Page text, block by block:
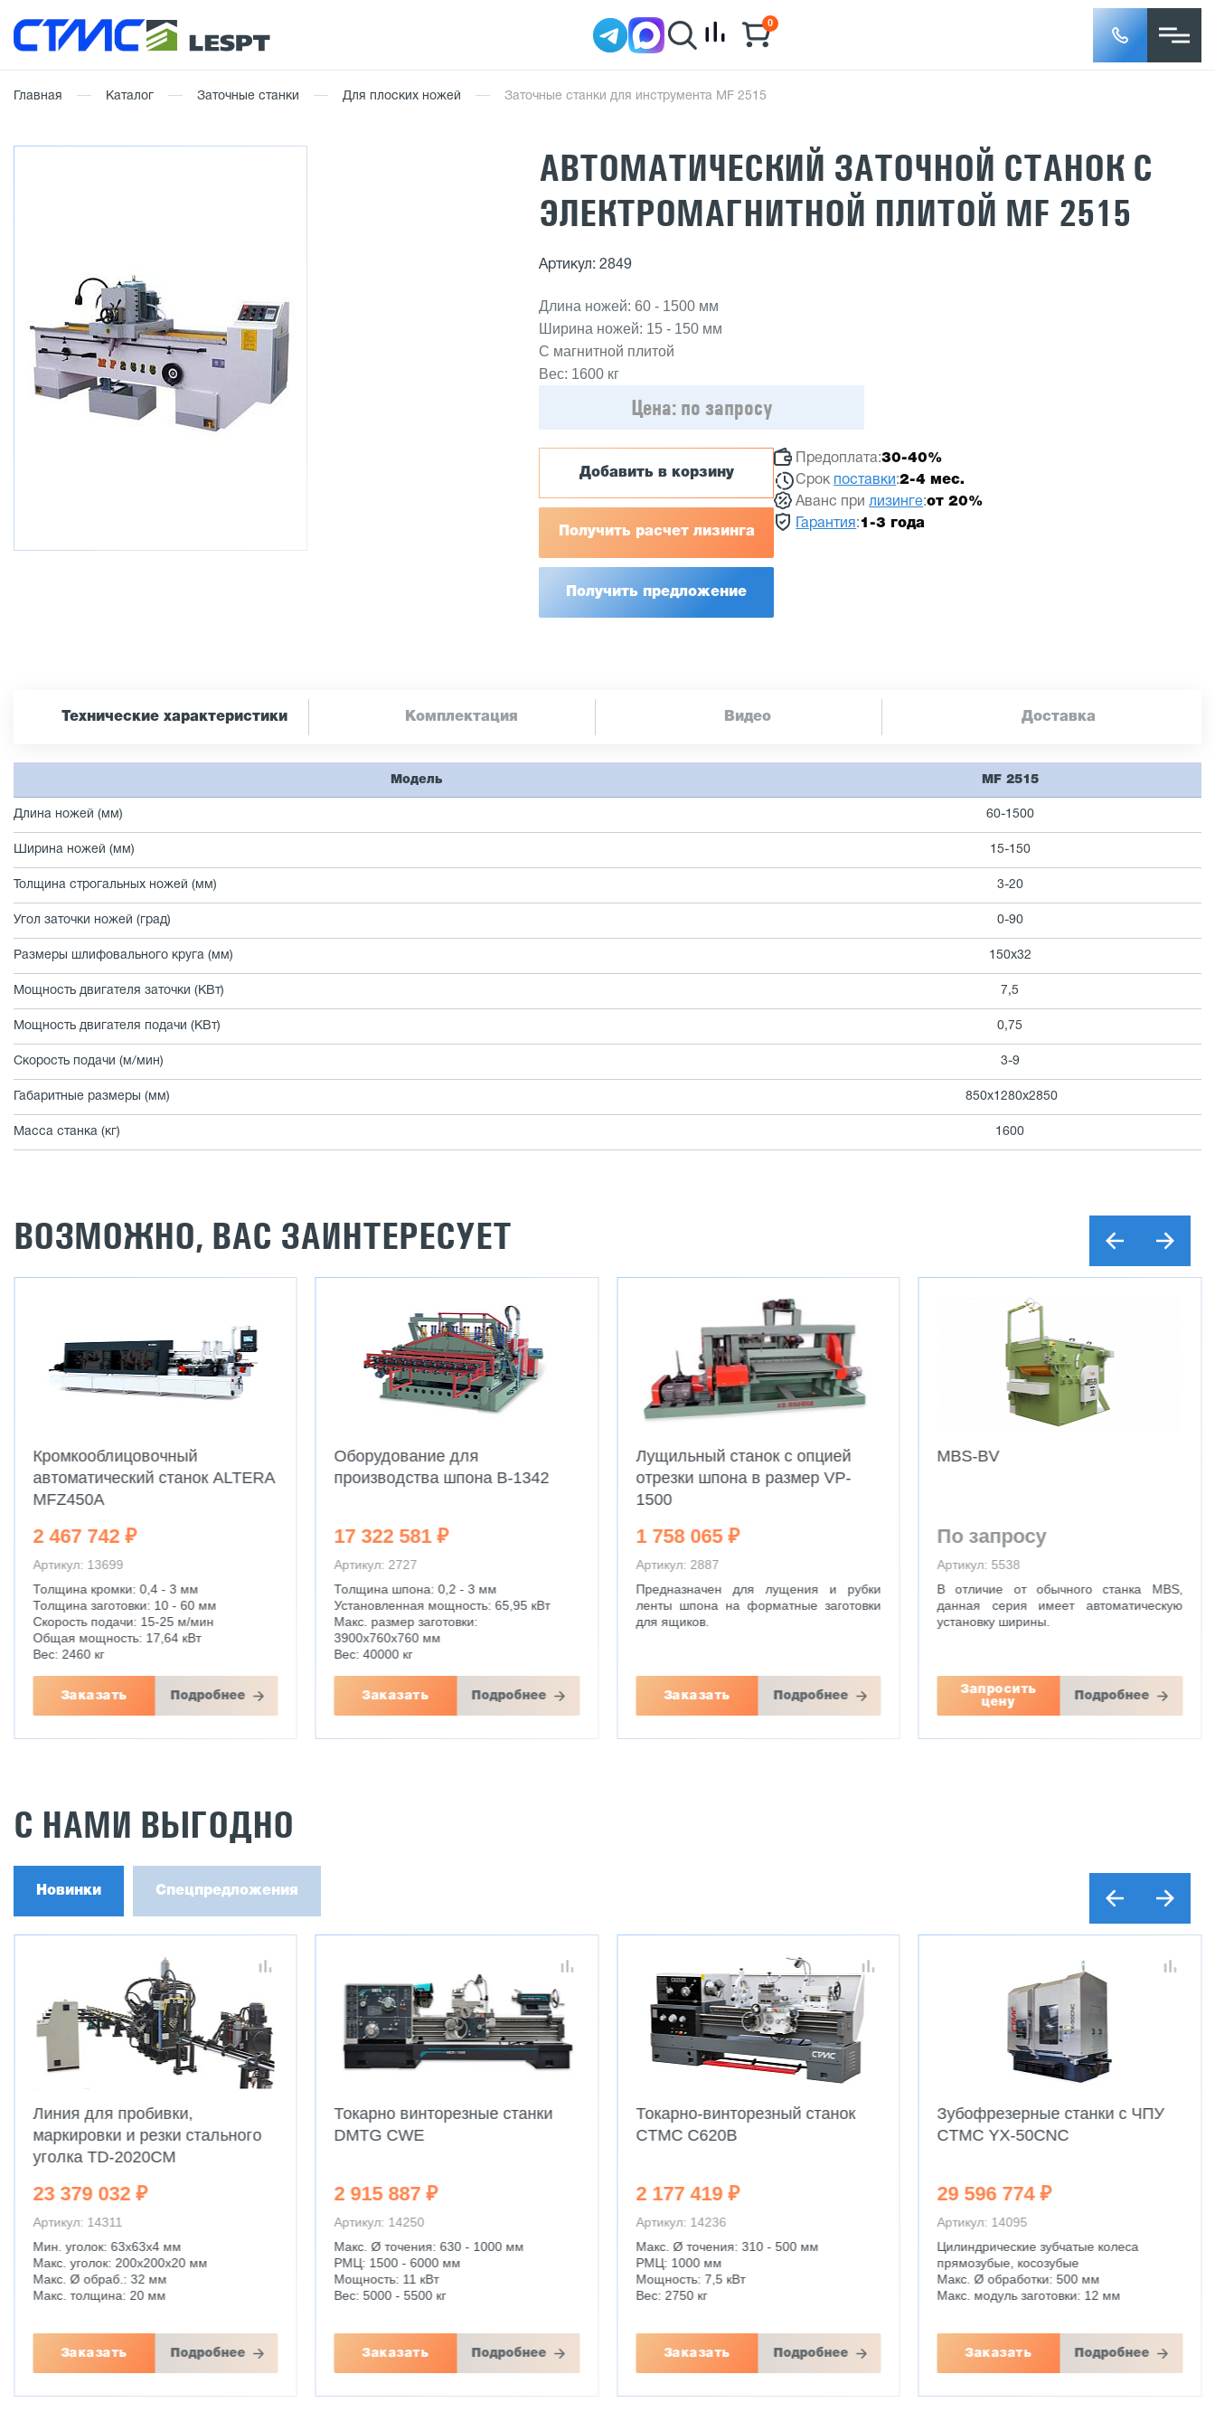
0
Главная Каталог Заточные станки Для плоских ножей Заточные станки для инструмента MF 2515
АВТОМАТИЧЕСКИЙ ЗАТОЧНОЙ СТАНОК C
ЭЛЕКТРОМАГНИТНОЙ ПЛИТОЙ MF 2515
Артикул: 2849
Длина ножей: 60 - 1500 мм
Ширина ножей: 15 - 150 мм
С магнитной плитой
Вес: 1600 кг
Цена: по запросу
Добавить в корзину
Получить расчет лизинга
Получить предложение
Предоплата:30-40%
Срок поставки :2-4 мес.
Аванс прилизинге:от 20%
Гарантия :1-3 года
Технические характеристики Комплектация Видео Доставка
Модель MF 2515
Длина ножей (мм) 60-1500
Ширина ножей (мм) 15-150
Толщина строгальных ножей (мм) 3-20
Угол заточки ножей (град) 0-90
Размеры шлифовального круга (мм) 150х32
Мощность двигателя заточки (КВт) 7,5
Мощность двигателя подачи (КВт) 0,75
Скорость подачи (м/мин) 3-9
Габаритные размеры (мм) 850х1280х2850
Масса станка (кг) 1600
ВОЗМОЖНО, ВАС ЗАИНТЕРЕСУЕТ
Кромкооблицовочный
автоматический станок ALTERA
MFZ450A
2 467 742 ₽
Артикул: 13699
Толщина кромки: 0,4 - 3 мм
Толщина заготовки: 10 - 60 мм
Скорость подачи: 15-25 м/мин
Общая мощность: 17,64 кВт
Вес: 2460 кг
Заказать Подробнее
Оборудование для
производства шпона B-1342
17 322 581 ₽
Артикул: 2727
Толщина шпона: 0,2 - 3 мм
Установленная мощность: 65,95 кВт
Макс. размер заготовки:
3900х760х760 мм
Вес: 40000 кг
Заказать Подробнее
Лущильный станок с опцией
отрезки шпона в размер VP-
1500
1 758 065 ₽
Артикул: 2887
Предназначен для лущения и рубки
ленты шпона на форматные заготовки
для ящиков.
Заказать Подробнее
MBS-BV
По запросу
Артикул: 5538
В отличие от обычного станка MBS,
данная серия имеет автоматическую
установку ширины.
Запросить
цену
Подробнее
С НАМИ ВЫГОДНО
Новинки Спецпредложения
Линия для пробивки,
маркировки и резки стального
уголка TD-2020CM
23 379 032 ₽
Артикул: 14311
Мин. уголок: 63x63x4 мм
Макс. уголок: 200x200x20 мм
Макс. Ø обраб.: 32 мм
Макс. толщина: 20 мм
Заказать Подробнее
Токарно винторезные станки
DMTG CWE
2 915 887 ₽
Артикул: 14250
Макс. Ø точения: 630 - 1000 мм
РМЦ: 1500 - 6000 мм
Мощность: 11 кВт
Вес: 5000 - 5500 кг
Заказать Подробнее
Токарно-винторезный станок
CTMC C620B
2 177 419 ₽
Артикул: 14236
Макс. Ø точения: 310 - 500 мм
РМЦ: 1000 мм
Мощность: 7,5 кВт
Вес: 2750 кг
Заказать Подробнее
Зубофрезерные станки с ЧПУ
CTMC YX-50CNC
29 596 774 ₽
Артикул: 14095
Цилиндрические зубчатые колеса
прямозубые, косозубые
Макс. Ø обработки: 500 мм
Макс. модуль заготовки: 12 мм
Заказать Подробнее